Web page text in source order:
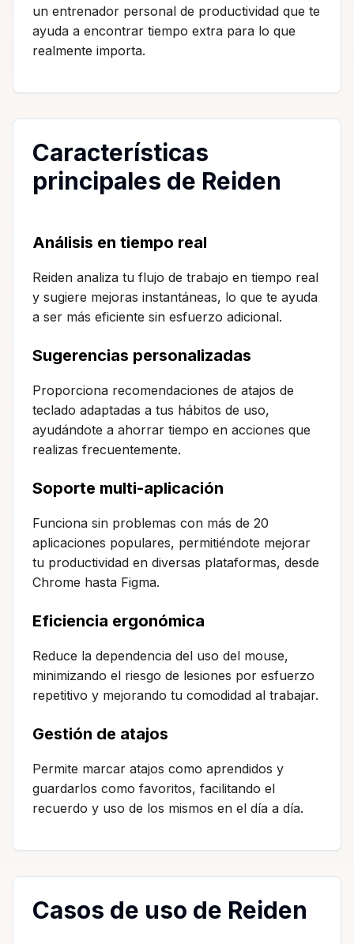
un entrenador personal de productividad que te
ayuda a encontrar tiempo extra para lo que
realmente importa.
Características
principales de Reiden
Análisis en tiempo real
Reiden analiza tu flujo de trabajo en tiempo real
y sugiere mejoras instantáneas, lo que te ayuda
a ser más eficiente sin esfuerzo adicional.
Sugerencias personalizadas
Proporciona recomendaciones de atajos de
teclado adaptadas a tus hábitos de uso,
ayudándote a ahorrar tiempo en acciones que
realizas frecuentemente.
Soporte multi-aplicación
Funciona sin problemas con más de 20
aplicaciones populares, permitiéndote mejorar
tu productividad en diversas plataformas, desde
Chrome hasta Figma.
Eficiencia ergonómica
Reduce la dependencia del uso del mouse,
minimizando el riesgo de lesiones por esfuerzo
repetitivo y mejorando tu comodidad al trabajar.
Gestión de atajos
Permite marcar atajos como aprendidos y
guardarlos como favoritos, facilitando el
recuerdo y uso de los mismos en el día a día.
Casos de uso de Reiden